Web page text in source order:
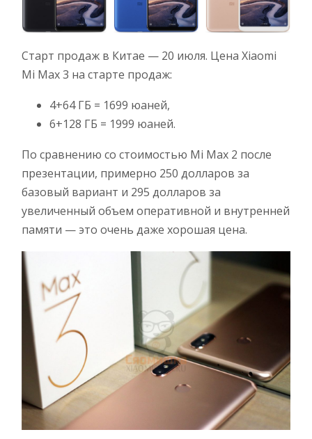
Старт продаж в Китае — 20 июля. Цена Xiaomi
Mi Max 3 на старте продаж:
4+64 ГБ = 1699 юаней,
6+128 ГБ = 1999 юаней.
По сравнению со стоимостью Mi Max 2 после
презентации, примерно 250 долларов за
базовый вариант и 295 долларов за
увеличенный объем оперативной и внутренней
памяти — это очень даже хорошая цена.